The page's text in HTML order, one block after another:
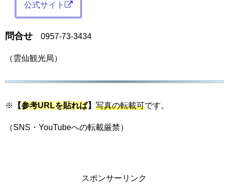
公式サイト
問合せ 0957-73-3434
（雲仙観光局）
※ 【参考URLを貼れば】 写真の転載可です。
（SNS・YouTubeへの転載厳禁）
スポンサーリンク